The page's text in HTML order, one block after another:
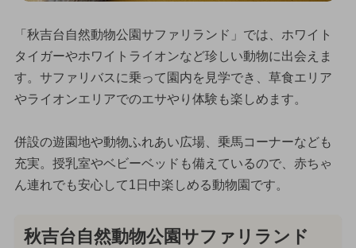
「秋吉台自然動物公園サファリランド」では、ホワイト
タイガーやホワイトライオンなど珍しい動物に出会えま
す。サファリバスに乗って園内を見学でき、草食エリア
やライオンエリアでのエサやり体験も楽しめます。
併設の遊園地や動物ふれあい広場、乗馬コーナーなども
充実。授乳室やベビーベッドも備えているので、赤ちゃ
ん連れでも安心して1日中楽しめる動物園です。
秋吉台自然動物公園サファリランド